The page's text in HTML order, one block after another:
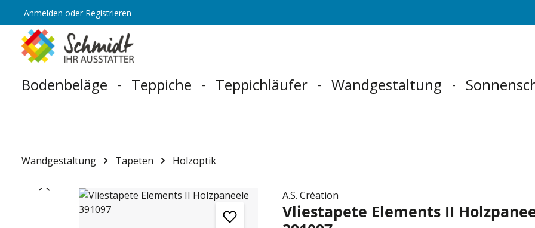
Hauptnavigation springen
Anmelden oder Registrieren
Bodenbeläge Teppiche Teppichläufer Wandgestaltung
Wandgestaltung Tapeten Holzoptik
Bildergalerie überspringen A.S. Création
Vliestapete Elements II